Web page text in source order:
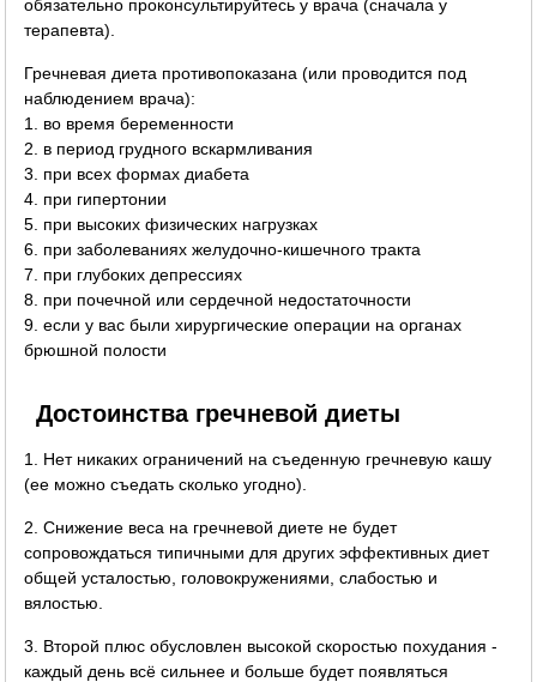
обязательно проконсультируйтесь у врача (сначала у
терапевта).
Гречневая диета противопоказана (или проводится под
наблюдением врача):
1. во время беременности
2. в период грудного вскармливания
3. при всех формах диабета
4. при гипертонии
5. при высоких физических нагрузках
6. при заболеваниях желудочно-кишечного тракта
7. при глубоких депрессиях
8. при почечной или сердечной недостаточности
9. если у вас были хирургические операции на органах
брюшной полости
Достоинства гречневой диеты
1. Нет никаких ограничений на съеденную гречневую кашу
(ее можно съедать сколько угодно).
2. Снижение веса на гречневой диете не будет
сопровождаться типичными для других эффективных диет
общей усталостью, головокружениями, слабостью и
вялостью.
3. Второй плюс обусловлен высокой скоростью похудания -
каждый день всё сильнее и больше будет появляться